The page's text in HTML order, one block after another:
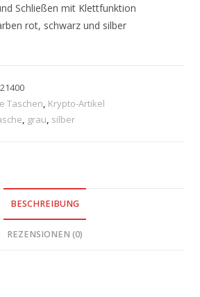
Schließen mit Klettfunktion
rot, schwarz und silber
Taschen, Krypto-Artikel
, grau, silber
BESCHREIBUNG
REZENSIONEN (0)